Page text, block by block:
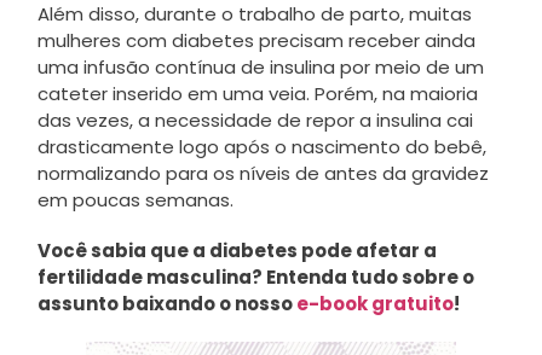
Além disso, durante o trabalho de parto, muitas
mulheres com diabetes precisam receber ainda
uma infusão contínua de insulina por meio de um
cateter inserido em uma veia. Porém, na maioria
das vezes, a necessidade de repor a insulina cai
drasticamente logo após o nascimento do bebê,
normalizando para os níveis de antes da gravidez
em poucas semanas.
Você sabia que a diabetes pode afetar a
fertilidade masculina? Entenda tudo sobre o
assunto baixando o nossoe-book gratuito!